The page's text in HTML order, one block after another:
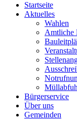
Startseite
Aktuelles
Wahlen
Amtliche
Bürgerservice
Über uns
Gemeinden